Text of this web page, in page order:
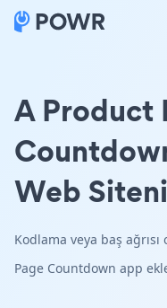
A Product
Web
Kodlama veya baş
Page Countdown app